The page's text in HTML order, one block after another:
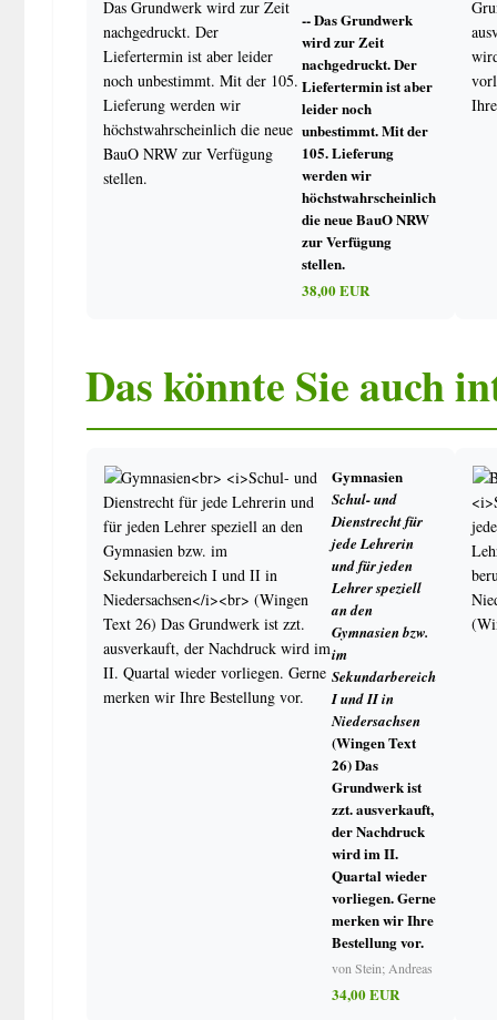
Schulorganisation
Stundentafel, Stundenplan, Organisationsplan
Listen und Verzeichnisse
Mitteilung, Anträge, Meldungen, Informationen
Allgemeine Verwaltung
Datenschutz
Unfallverhütung/Erste Hilfe/Brandschutz und
Schulpsychologe/Beratungslehrer
-- Das Grundwerk
wird zur Zeit
nachgedruckt. Der
Liefertermin ist aber
leider noch
unbestimmt. Mit der
105. Lieferung
werden wir
höchstwahrscheinlich
die neue BauO NRW
zur Verfügung
stellen.
38,00 EUR
Das könnte Sie auch
Gymnasien
Schul- und
Dienstrecht für
jede Lehrerin
und für jeden
Lehrer speziell
an den
Gymnasien bzw.
im
Sekundarbereich
I und II in
Niedersachsen
(Wingen Text
26) Das
Grundwerk ist
zzt. ausverkauft,
der Nachdruck
wird im II.
Quartal wieder
vorliegen. Gerne
merken wir Ihre
Bestellung vor.
von Stein; Andreas
34,00 EUR